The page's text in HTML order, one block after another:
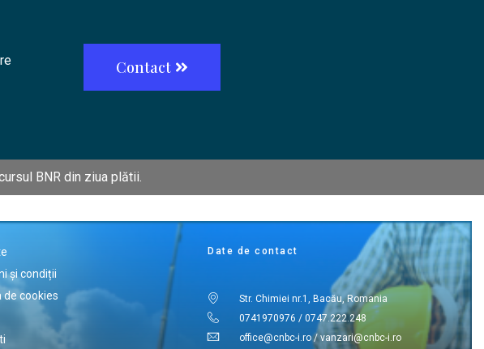
Contact
BNR din ziua plătii.
și condiții
de cookies
Date de contact
Str. Chimiei nr.1, Bacău, Romania
0741970976 / 0747.222.248
office@cnbc-i.ro / vanzari@cnbc-i.ro